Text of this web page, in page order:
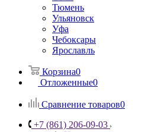
Тюмень
Ульяновск
Уфа
Чебоксары
Ярославль
Корзина0
Отложенные0
Сравнение товаров0
+7 (861) 206-09-03